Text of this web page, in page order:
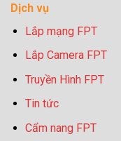
Dịch vụ
Lắp mạng FPT
Lắp Camera FPT
Truyền Hình FPT
Tin tức
Cẩm nang FPT